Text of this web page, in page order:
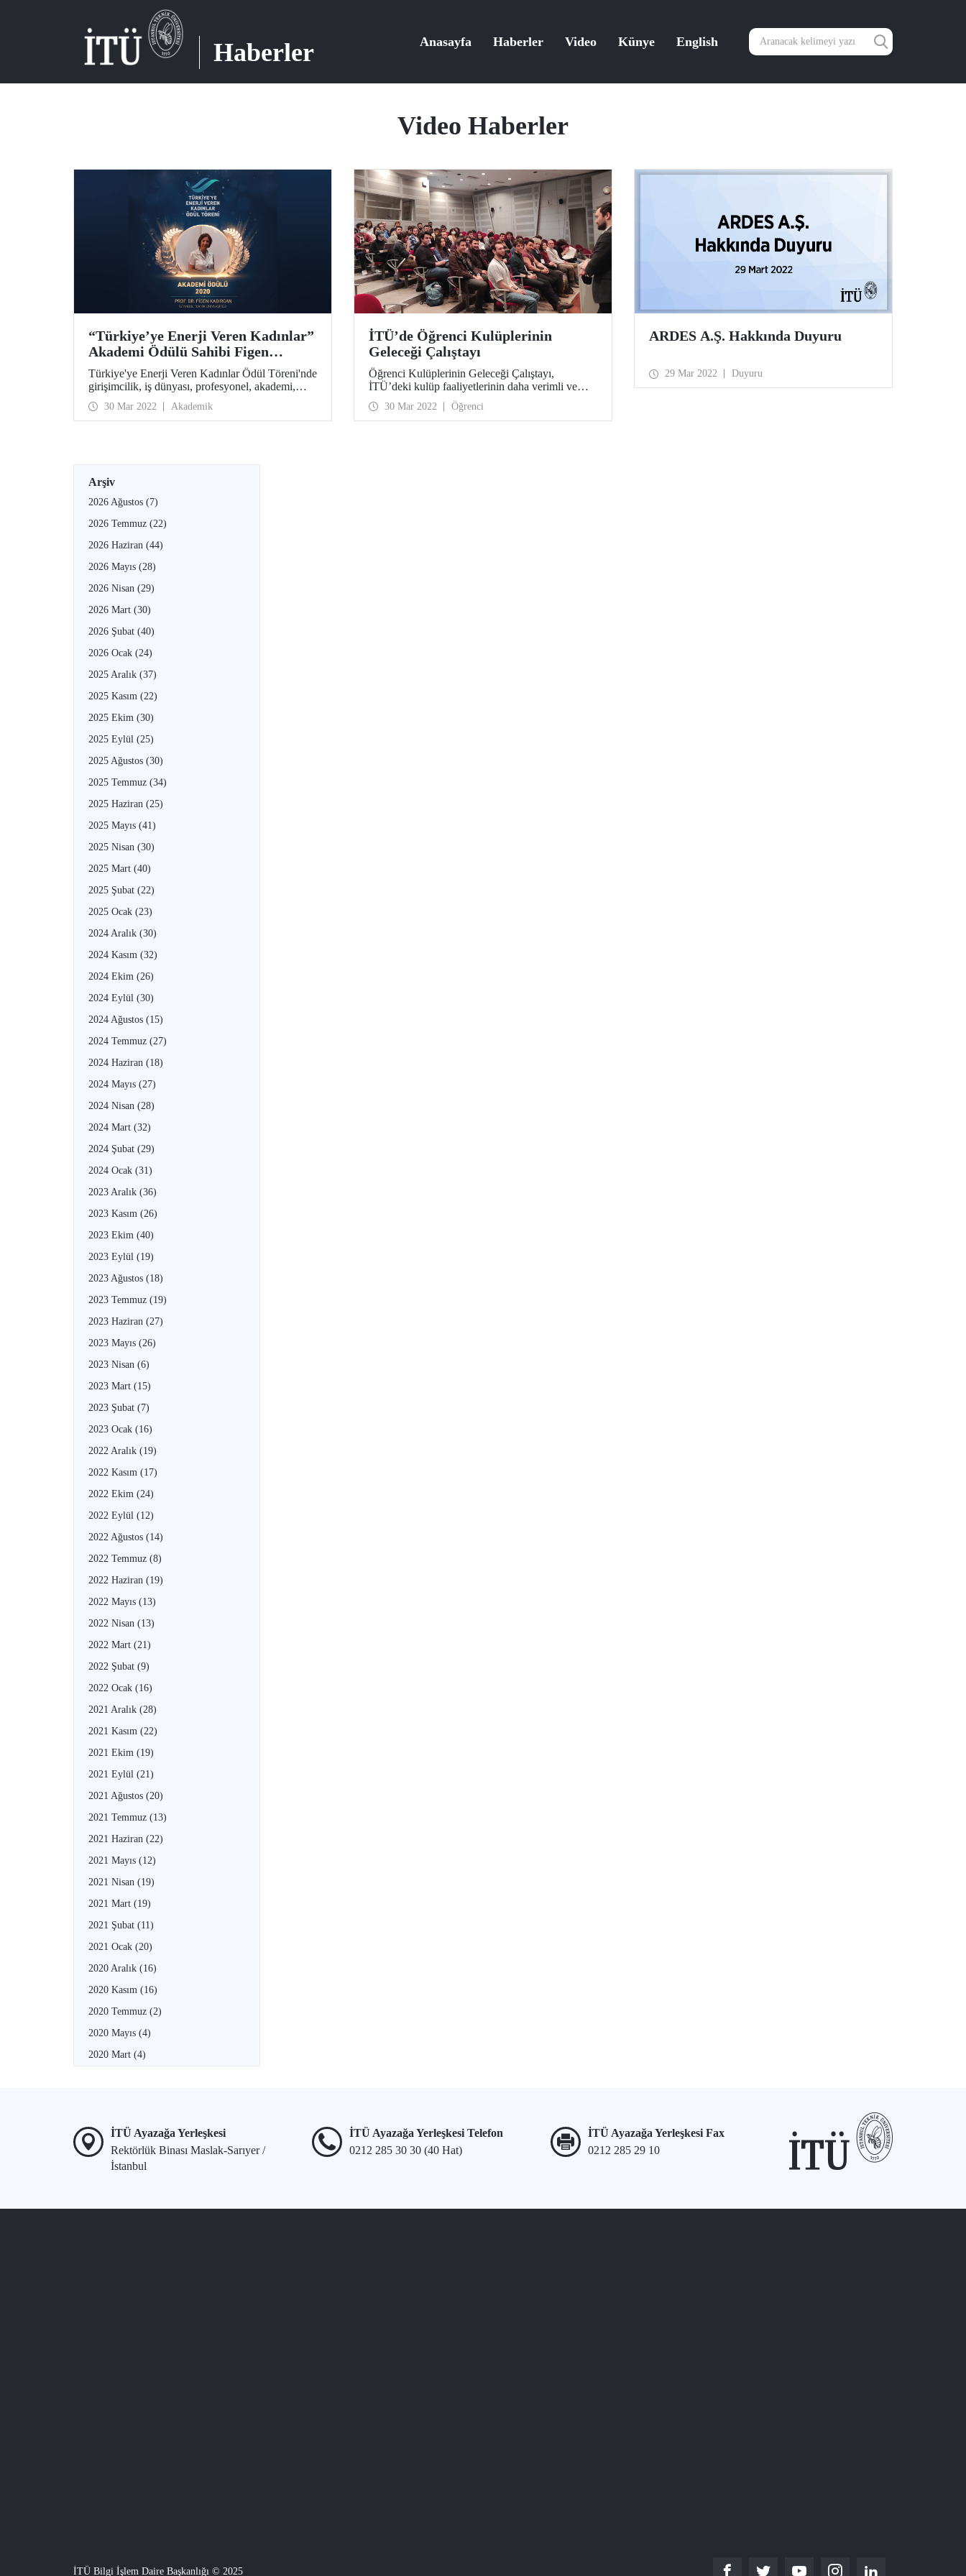
Haberler Anasayfa Haberler Video Künye English
Video Haberler
“Türkiye’ye Enerji Veren Kadınlar”
Akademi Ödülü Sahibi Figen
Kadırgan Oldu
Türkiye'ye Enerji Veren Kadınlar Ödül Töreni'nde
girişimcilik, iş dünyası, profesyonel, akademi,
enerjide örnek şirket, jüri özel ve ilham veren
kadın kategorilerinin kazananlarına ödülleri
takdim edildi.
30 Mar 2022 Akademik
İTÜ’de Öğrenci Kulüplerinin
Geleceği Çalıştayı
Öğrenci Kulüplerinin Geleceği Çalıştayı,
İTÜ’deki kulüp faaliyetlerinin daha verimli ve
kapsayıcı şekilde sürdürülmesi adına ortaya bir
model koymayı hedefliyor.
30 Mar 2022 Öğrenci
ARDES A.Ş. Hakkında Duyuru
29 Mar 2022 Duyuru
Arşiv
2026 Ağustos (7)
2026 Temmuz (22)
2026 Haziran (44)
2026 Mayıs (28)
2026 Nisan (29)
2026 Mart (30)
2026 Şubat (40)
2026 Ocak (24)
2025 Aralık (37)
2025 Kasım (22)
2025 Ekim (30)
2025 Eylül (25)
2025 Ağustos (30)
2025 Temmuz (34)
2025 Haziran (25)
2025 Mayıs (41)
2025 Nisan (30)
2025 Mart (40)
2025 Şubat (22)
2025 Ocak (23)
2024 Aralık (30)
2024 Kasım (32)
2024 Ekim (26)
2024 Eylül (30)
2024 Ağustos (15)
2024 Temmuz (27)
2024 Haziran (18)
2024 Mayıs (27)
2024 Nisan (28)
2024 Mart (32)
2024 Şubat (29)
2024 Ocak (31)
2023 Aralık (36)
2023 Kasım (26)
2023 Ekim (40)
2023 Eylül (19)
2023 Ağustos (18)
2023 Temmuz (19)
2023 Haziran (27)
2023 Mayıs (26)
2023 Nisan (6)
2023 Mart (15)
2023 Şubat (7)
2023 Ocak (16)
2022 Aralık (19)
2022 Kasım (17)
2022 Ekim (24)
2022 Eylül (12)
2022 Ağustos (14)
2022 Temmuz (8)
2022 Haziran (19)
2022 Mayıs (13)
2022 Nisan (13)
2022 Mart (21)
2022 Şubat (9)
2022 Ocak (16)
2021 Aralık (28)
2021 Kasım (22)
2021 Ekim (19)
2021 Eylül (21)
2021 Ağustos (20)
2021 Temmuz (13)
2021 Haziran (22)
2021 Mayıs (12)
2021 Nisan (19)
2021 Mart (19)
2021 Şubat (11)
2021 Ocak (20)
2020 Aralık (16)
2020 Kasım (16)
2020 Temmuz (2)
2020 Mayıs (4)
2020 Mart (4)
İTÜ Ayazağa Yerleşkesi
Rektörlük Binası Maslak-Sarıyer /
İstanbul
İTÜ Ayazağa Yerleşkesi Telefon
0212 285 30 30 (40 Hat)
İTÜ Ayazağa Yerleşkesi Fax
0212 285 29 10
İTÜ Bilgi İşlem Daire Başkanlığı © 2025